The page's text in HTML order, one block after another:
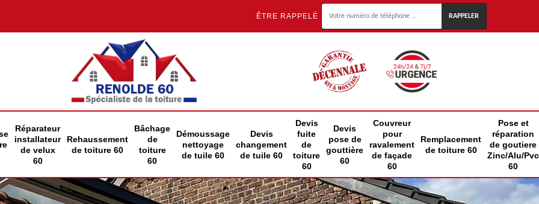
ÊTRE RAPPELÉ
Réparateur
installateur
de velux
60
Rehaussement
de toiture 60
Bâchage
de
toiture
60
Démoussage
nettoyage
de tuile 60
Devis
changement
de tuile 60
Devis
fuite
de
toiture
60
Devis
pose de
gouttière
60
Couvreur
pour
ravalement
de façade
60
Remplacement
de toiture 60
Pose et
réparation
de goutiere
Zinc/Alu/Pvc
60